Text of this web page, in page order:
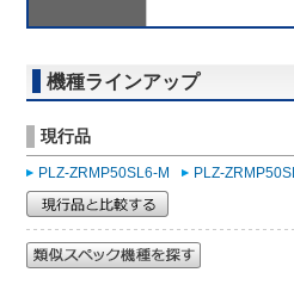
機種ラインアップ
現行品
PLZ-ZRMP50SL6-M PLZ-